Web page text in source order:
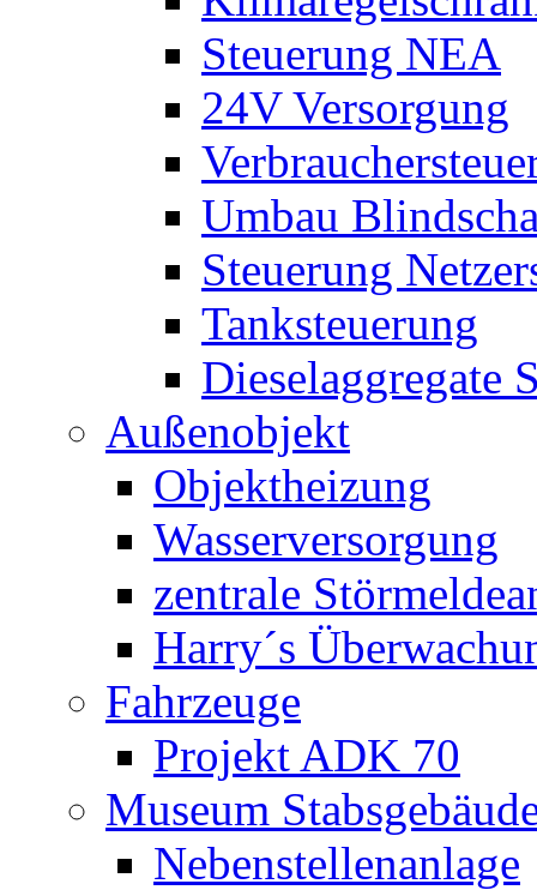
Steuerung NEA
24V Versorgung
Umbau
Steuerung
Tanksteuerung
Dieselaggregate
Außenobjekt
Objektheizung
Wasserversorgung
zentrale
Harry´s
Fahrzeuge
Projekt ADK 70
Museum
Nebenstellenanlage